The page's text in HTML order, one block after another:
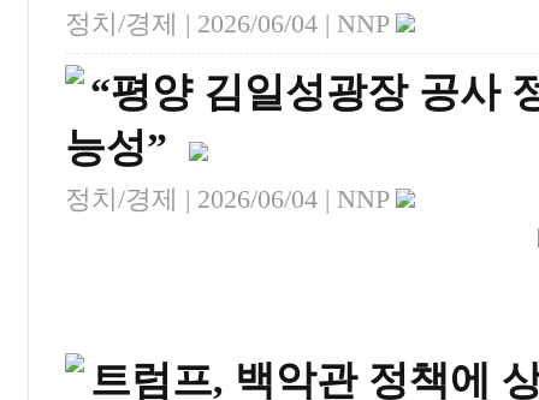
정치/경제 | 2026/06/04 | NNP
“평양 김일성광장 공사
능성”
정치/경제 | 2026/06/04 | NNP
트럼프, 백악관 정책에